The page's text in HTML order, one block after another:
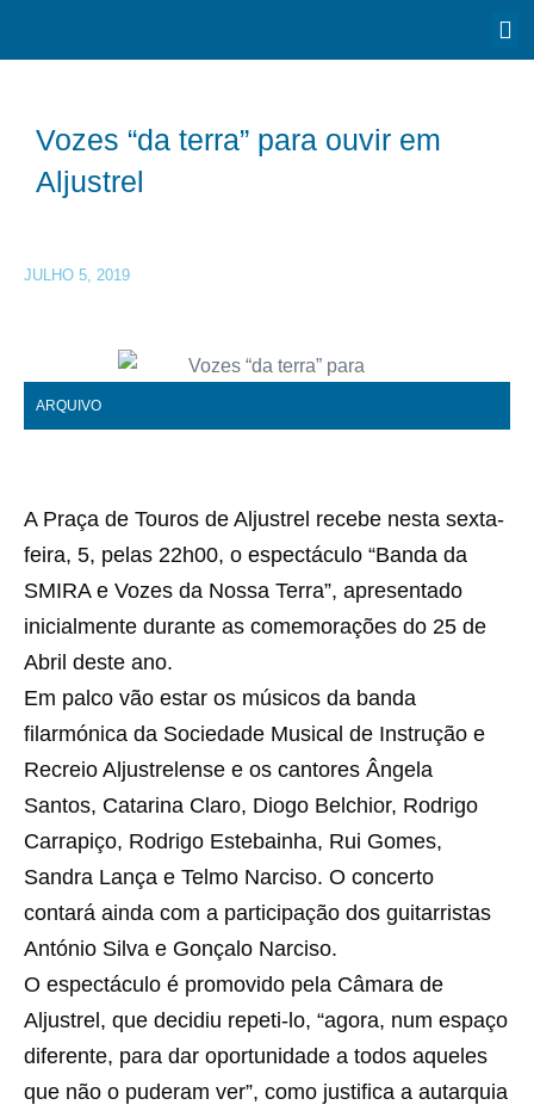
Vozes “da terra” para ouvir em
Aljustrel
JULHO 5, 2019
ARQUIVO
A Praça de Touros de Aljustrel recebe nesta sexta-
feira, 5, pelas 22h00, o espectáculo “Banda da
SMIRA e Vozes da Nossa Terra”, apresentado
inicialmente durante as comemorações do 25 de
Abril deste ano.
Em palco vão estar os músicos da banda
filarmónica da Sociedade Musical de Instrução e
Recreio Aljustrelense e os cantores Ângela
Santos, Catarina Claro, Diogo Belchior, Rodrigo
Carrapiço, Rodrigo Estebainha, Rui Gomes,
Sandra Lança e Telmo Narciso. O concerto
contará ainda com a participação dos guitarristas
António Silva e Gonçalo Narciso.
O espectáculo é promovido pela Câmara de
Aljustrel, que decidiu repeti-lo, “agora, num espaço
diferente, para dar oportunidade a todos aqueles
que não o puderam ver”, como justifica a autarquia